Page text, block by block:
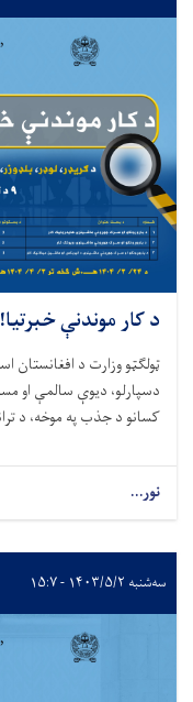
د کار موندنې خبرتیا!
ټولګټو وزارت د افغانستان
دسپارلو، دیوې سالمې او
کسانو د جذب په موخه، د
نور...
سه‌شنبه ۱۴۰۳/۵/۲ - ۱۵:۷